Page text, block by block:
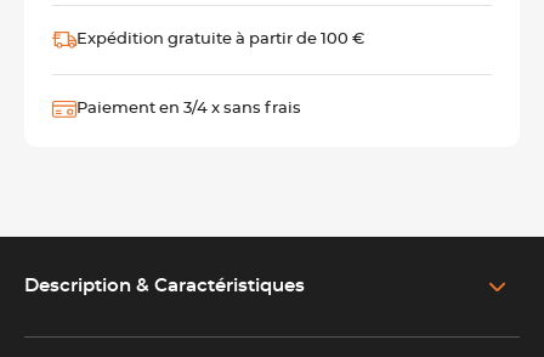
Expédition gratuite à partir de 100 €
Paiement en 3/4 x sans frais
Description & Caractéristiques